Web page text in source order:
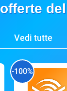
Vedi tutte
-100%